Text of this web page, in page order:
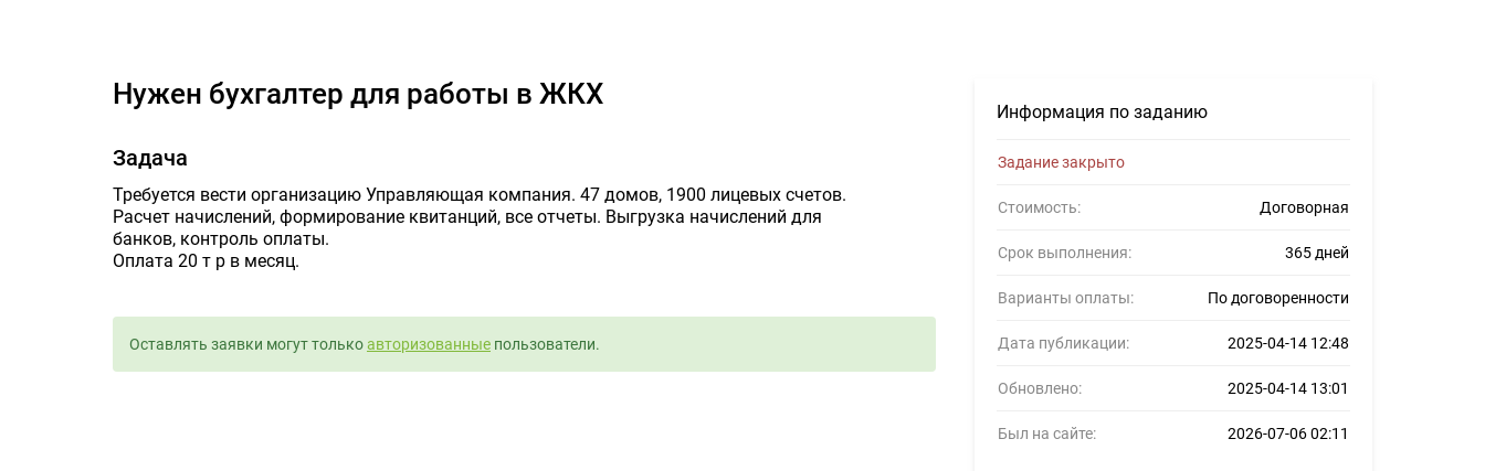
Информация по заданию
Задание закрыто
Стоимость: Договорная
Срок выполнения: 365 дней
Варианты оплаты: По договоренности
Дата публикации: 2025-04-14 12:48
Обновлено: 2025-04-14 13:01
Был на сайте: 2026-07-06 02:11
Нужен бухгалтер для работы в ЖКХ
Задача
Требуется вести организацию Управляющая компания. 47 домов, 1900 лицевых счетов.
Расчет начислений, формирование квитанций, все отчеты. Выгрузка начислений для
банков, контроль оплаты.
Оплата 20 т р в месяц.
Оставлять заявки могут толькоавторизованные пользователи.